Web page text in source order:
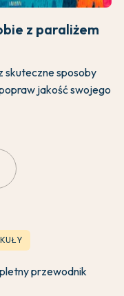
z paraliżem
skuteczne sposoby
jakość swojego
przewodnik